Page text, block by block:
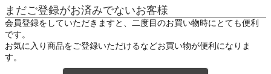
まだご登録がお済みでないお客様
会員登録をしていただきますと、二度目のお買い物時にとても便利
です。
お気に入り商品をご登録いただけるなどお買い物が便利になりま
す。